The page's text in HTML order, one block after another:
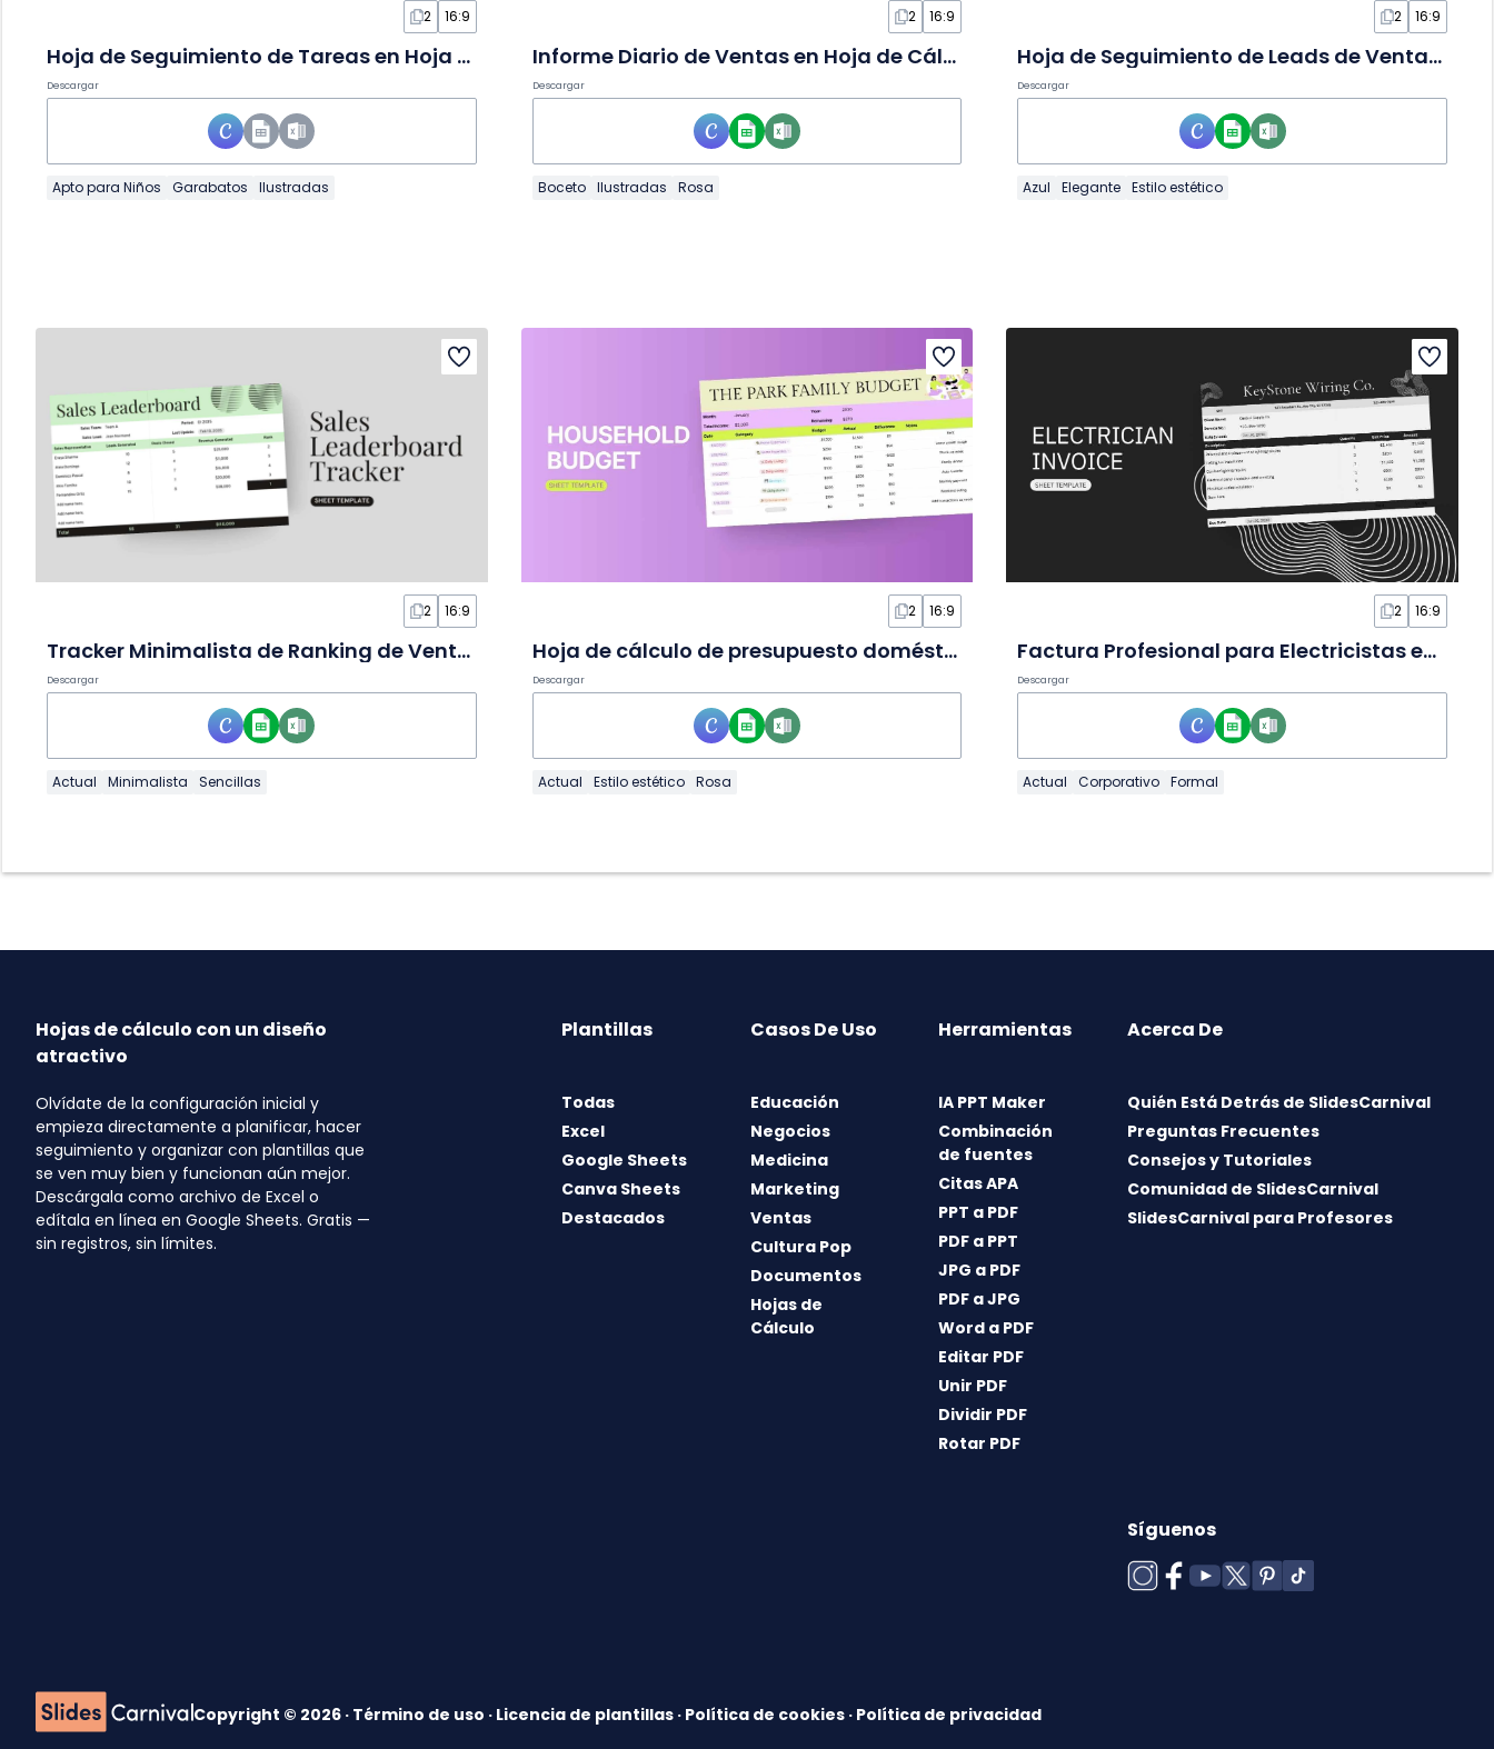
2 16:9
Hoja de Seguimiento de Tareas en Hoja de Cálculo
Descargar
Apto para Niños Garabatos Ilustradas
2 16:9
Informe Diario de Ventas en Hoja de Cálculo
Descargar
Boceto Ilustradas Rosa
2 16:9
Hoja de Seguimiento de Leads de Ventas en Hoja de Cálculo
Descargar
Azul Elegante Estilo estético
2 16:9
Tracker Minimalista de Ranking de Ventas en Hoja de Cálculo
Descargar
Actual Minimalista Sencillas
2 16:9
Hoja de cálculo de presupuesto doméstico estética
Descargar
Actual Estilo estético Rosa
2 16:9
Factura Profesional para Electricistas en Hoja de Cálculo
Descargar
Actual Corporativo Formal
Hojas de cálculo con un diseño
atractivo
Olvídate de la configuración inicial y
empieza directamente a planificar, hacer
seguimiento y organizar con plantillas que
se ven muy bien y funcionan aún mejor.
Descárgala como archivo de Excel o
edítala en línea en Google Sheets. Gratis —
sin registros, sin límites.
Plantillas
Todas
Excel
Google Sheets
Canva Sheets
Destacados
Casos De Uso
Educación
Negocios
Medicina
Marketing
Ventas
Cultura Pop
Documentos
Hojas de
Cálculo
Herramientas
IA PPT Maker
Combinación
de fuentes
Citas APA
PPT a PDF
PDF a PPT
JPG a PDF
PDF a JPG
Word a PDF
Editar PDF
Unir PDF
Dividir PDF
Rotar PDF
Acerca De
Quién Está Detrás de SlidesCarnival
Preguntas Frecuentes
Consejos y Tutoriales
Comunidad de SlidesCarnival
SlidesCarnival para Profesores
Síguenos
Copyright © 2026 · Término de uso · Licencia de plantillas · Política de cookies · Política de privacidad